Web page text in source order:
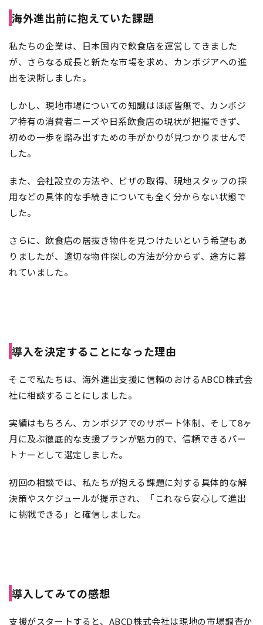
海外進出前に抱えていた課題
私たちの企業は、日本国内で飲食店を運営してきました
が、さらなる成長と新たな市場を求め、カンボジアへの進
出を決断しました。
しかし、現地市場についての知識はほぼ皆無で、カンボジ
ア特有の消費者ニーズや日系飲食店の現状が把握できず、
初めの一歩を踏み出すための手がかりが見つかりませんで
した。
また、会社設立の方法や、ビザの取得、現地スタッフの採
用などの具体的な手続きについても全く分からない状態で
した。
さらに、飲食店の居抜き物件を見つけたいという希望もあ
りましたが、適切な物件探しの方法が分からず、途方に暮
れていました。
導入を決定することになった理由
そこで私たちは、海外進出支援に信頼のおけるABCD株式会
社に相談することにしました。
実績はもちろん、カンボジアでのサポート体制、そして8ヶ
月に及ぶ徹底的な支援プランが魅力的で、信頼できるパー
トナーとして選定しました。
初回の相談では、私たちが抱える課題に対する具体的な解
決策やスケジュールが提示され、「これなら安心して進出
に挑戦できる」と確信しました。
導入してみての感想
支援がスタートすると、ABCD株式会社は現地の市場調査か